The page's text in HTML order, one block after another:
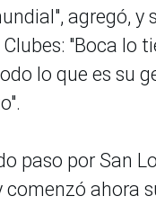
agregó, y
"Boca lo
lo que es su
paso por San
comenzó ahora